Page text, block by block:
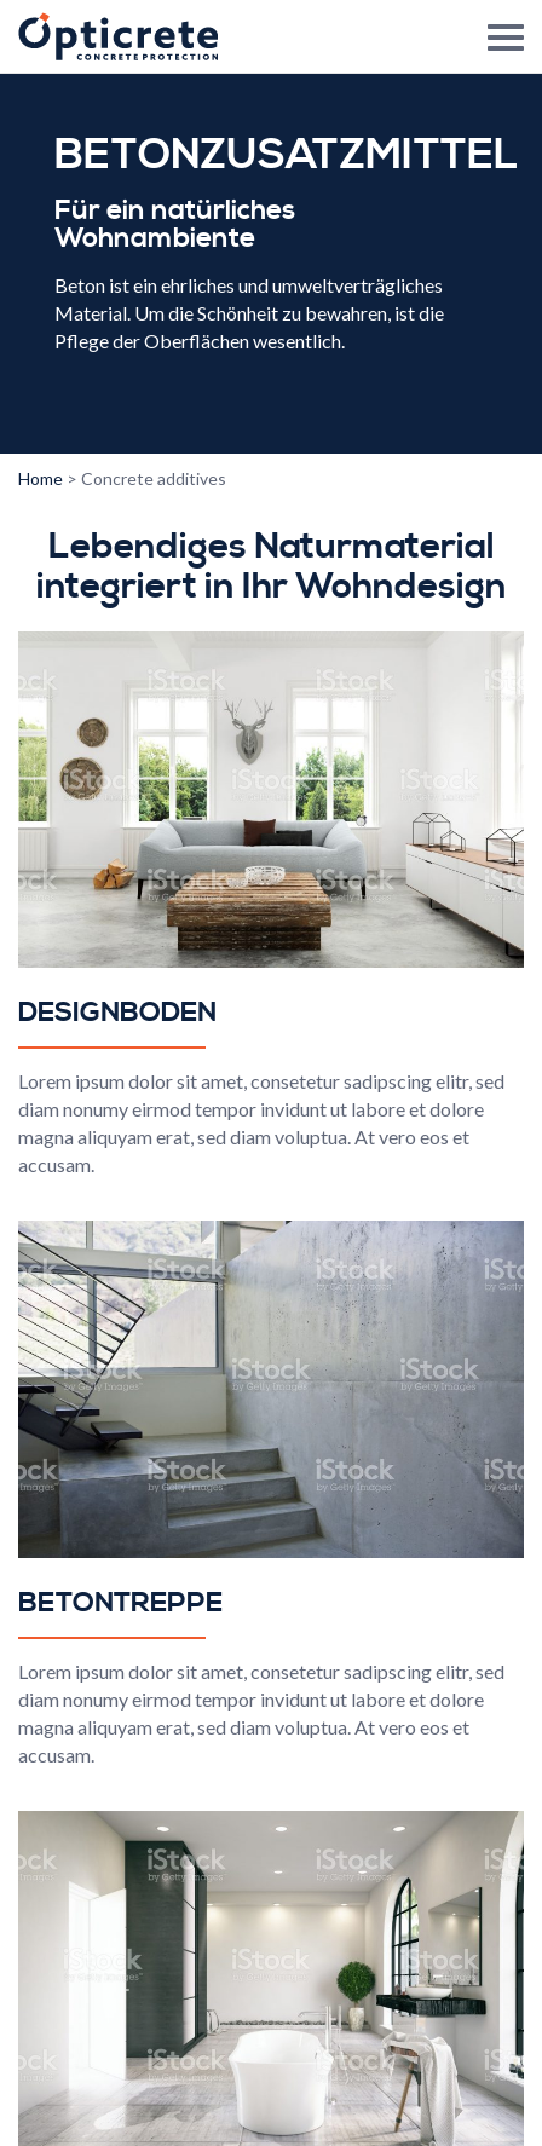
BETONZUSATZMITTEL
Für ein natürliches
Wohnambiente
Beton ist ein ehrliches und umweltverträgliches
Material. Um die Schönheit zu bewahren, ist die
Pflege der Oberflächen wesentlich.
Home > Concrete additives
Lebendiges Naturmaterial
integriert in Ihr Wohndesign
DESIGNBODEN
Lorem ipsum dolor sit amet, consetetur sadipscing elitr, sed
diam nonumy eirmod tempor invidunt ut labore et dolore
magna aliquyam erat, sed diam voluptua. At vero eos et
accusam.
BETONTREPPE
Lorem ipsum dolor sit amet, consetetur sadipscing elitr, sed
diam nonumy eirmod tempor invidunt ut labore et dolore
magna aliquyam erat, sed diam voluptua. At vero eos et
accusam.